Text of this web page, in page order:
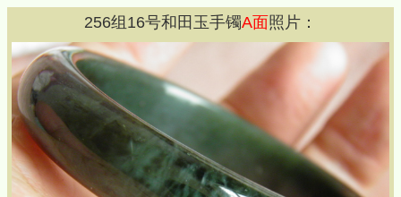
256组 16号和田玉手镯A面照片：